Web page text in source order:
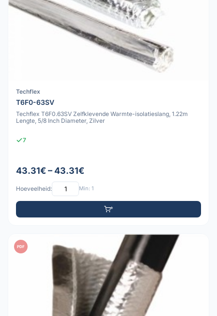
Techflex
T6F0-63SV
Techflex T6F0.63SV Zelfklevende Warmte-isolatieslang, 1.22m
Lengte, 5/8 Inch Diameter, Zilver
7
43.31€ – 43.31€
Hoeveelheid: Min: 1
PDF